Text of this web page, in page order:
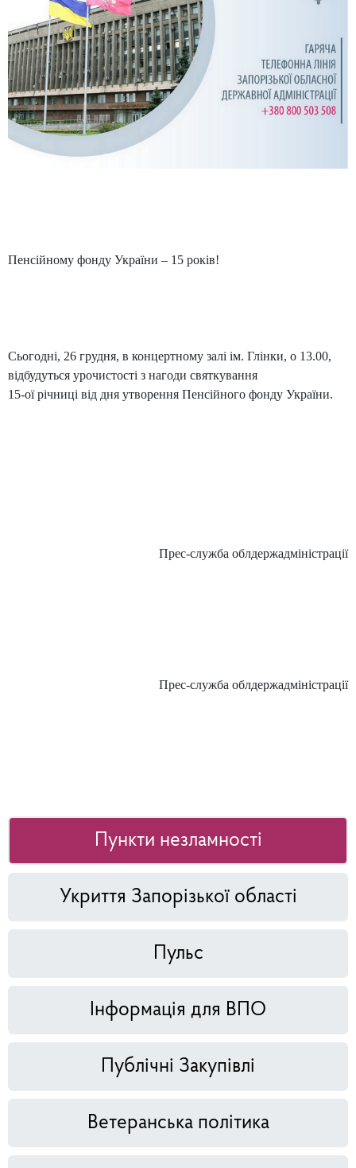
Пенсійному фонду України – 15 років!
Сьогодні, 26 грудня, в концертному залі ім. Глінки, о 13.00,
відбудуться урочистості з нагоди святкування
15-ої річниці від дня утворення Пенсійного фонду України.
Прес-служба облдержадміністрації
Прес-служба облдержадміністрації
Пункти незламності
Укриття Запорізької області
Пульс
Інформація для ВПО
Публічні Закупівлі
Ветеранська політика